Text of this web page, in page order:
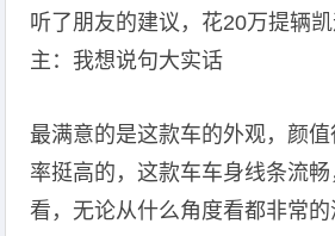
听了朋友的建议，花20万提辆
主：我想说句大实话
最满意的是这款车的外观，颜
率挺高的，这款车车身线条流
看，无论从什么角度看都非常